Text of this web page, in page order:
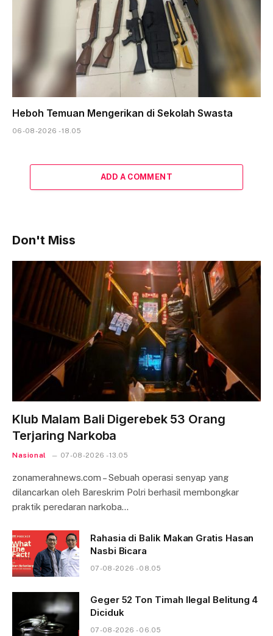
Heboh Temuan Mengerikan di Sekolah Swasta
06-08-2026 - 18.05
ADD A COMMENT
Don't Miss
Klub Malam Bali Digerebek 53 Orang
Terjaring Narkoba
Nasional 07-08-2026 - 13.05
zonamerahnews.com – Sebuah operasi senyap yang
dilancarkan oleh Bareskrim Polri berhasil membongkar
praktik peredaran narkoba…
Rahasia di Balik Makan Gratis Hasan
Nasbi Bicara
07-08-2026 - 08.05
Geger 52 Ton Timah Ilegal Belitung 4
Diciduk
07-08-2026 - 06.05